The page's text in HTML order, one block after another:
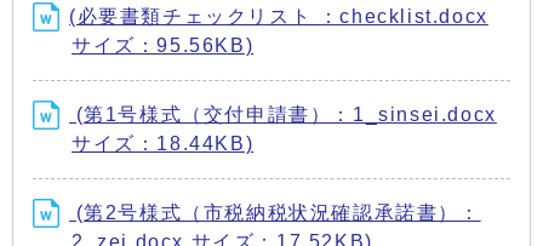
(必要書類チェックリスト ：checklist.docx
サイズ：95.56KB)
(第1号様式（交付申請書）：1_sinsei.docx
サイズ：18.44KB)
(第2号様式（市税納税状況確認承諾書）：
2_zei.docx サイズ：17.52KB)